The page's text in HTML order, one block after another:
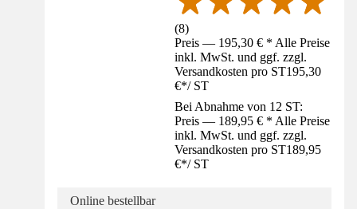
(8)
Preis — 195,30 € * Alle Preise
inkl. MwSt. und ggf. zzgl.
Versandkosten pro ST195,30
€*/ ST
Bei Abnahme von 12 ST:
Preis — 189,95 € * Alle Preise
inkl. MwSt. und ggf. zzgl.
Versandkosten pro ST189,95
€*/ ST
Online bestellbar